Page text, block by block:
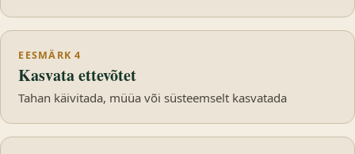
EESMÄRK 4
Kasvata ettevõtet
Tahan käivitada, müüa või süsteemselt kasvatada